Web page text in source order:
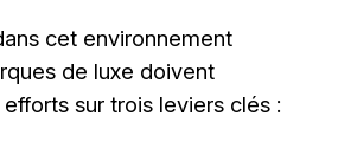
cet environnement
de luxe doivent
sur trois leviers clés :